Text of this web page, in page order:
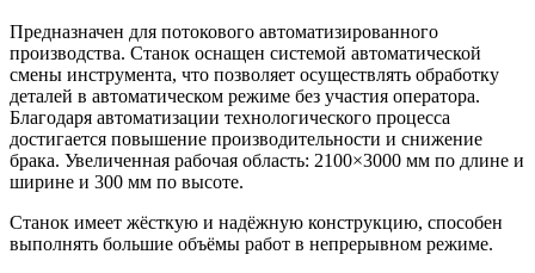
Предназначен для потокового автоматизированного
производства. Станок оснащен системой автоматической
смены инструмента, что позволяет осуществлять обработку
деталей в автоматическом режиме без участия оператора.
Благодаря автоматизации технологического процесса
достигается повышение производительности и снижение
брака. Увеличенная рабочая область: 2100×3000 мм по длине и
ширине и 300 мм по высоте.
Станок имеет жёсткую и надёжную конструкцию, способен
выполнять большие объёмы работ в непрерывном режиме.